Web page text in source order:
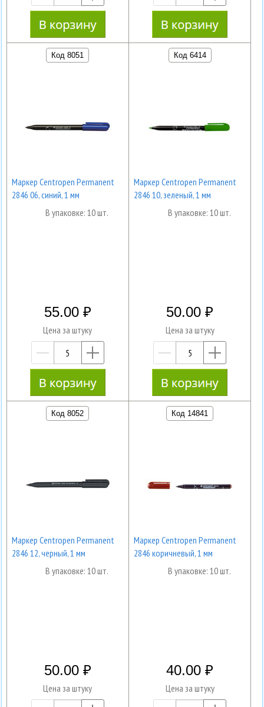
Код 8051
Маркер Centropen Permanent
2846 06, синий, 1 мм
В упаковке: 10 шт.
55.00
Цена за штуку
—
Код 6414
Маркер Centropen Permanent
2846 10, зеленый, 1 мм
В упаковке: 10 шт.
50.00
Цена за штуку
—
Код 8052
Маркер Centropen Permanent
2846 12, черный, 1 мм
В упаковке: 10 шт.
50.00
Цена за штуку
Код 14841
Маркер Centropen Permanent
2846 коричневый, 1 мм
В упаковке: 10 шт.
40.00
Цена за штуку